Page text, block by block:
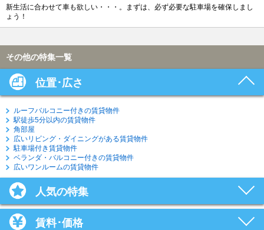
新生活に合わせて車も欲しい・・・。まずは、必ず必要な駐車場を確保しまし
ょう！
その他の特集一覧
位置･広さ
ルーフバルコニー付きの賃貸物件
駅徒歩5分以内の賃貸物件
角部屋
広いリビング・ダイニングがある賃貸物件
駐車場付き賃貸物件
ベランダ・バルコニー付きの賃貸物件
広いワンルームの賃貸物件
人気の特集
賃料･価格